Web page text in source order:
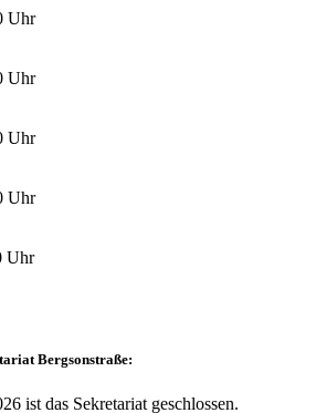
Uhr
Uhr
Uhr
Uhr
Uhr
Bergsonstraße:
ist das Sekretariat geschlossen.